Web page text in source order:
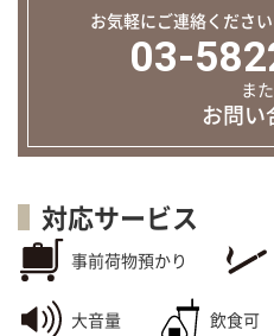
お気軽にご連絡くださ
03-
ま
お問い
対応サービス
事前荷物預かり
大音量 飲食可